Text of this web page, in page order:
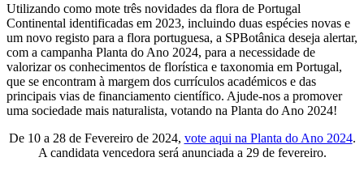
Utilizando como mote três novidades da flora de Portugal
Continental identificadas em 2023, incluindo duas espécies novas e
um novo registo para a flora portuguesa, a SPBotânica deseja alertar,
com a campanha Planta do Ano 2024, para a necessidade de
valorizar os conhecimentos de florística e taxonomia em Portugal,
que se encontram à margem dos currículos académicos e das
principais vias de financiamento científico. Ajude-nos a promover
uma sociedade mais naturalista, votando na Planta do Ano 2024!
De 10 a 28 de Fevereiro de 2024, vote aqui na Planta do Ano 2024.
A candidata vencedora será anunciada a 29 de fevereiro.